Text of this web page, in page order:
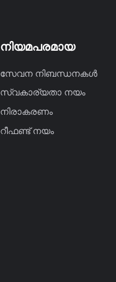
നിയമപരമായ
സേവന നിബന്ധനകൾ
സ്വകാര്യതാ നയം
നിരാകരണം
റീഫണ്ട് നയം